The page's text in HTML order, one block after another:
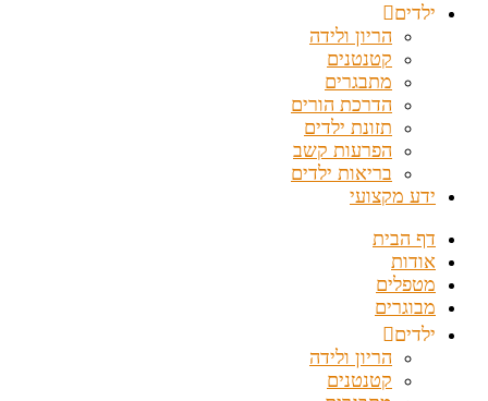
ילדים
הריון ולידה
קטנטנים
מתבגרים
הדרכת הורים
תזונת ילדים
הפרעות קשב
בריאות ילדים
ידע מקצועי
דף הבית
אודות
מטפלים
מבוגרים
ילדים
הריון ולידה
קטנטנים